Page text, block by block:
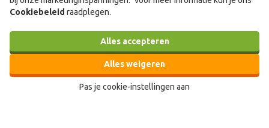
Cookiebeleid raadplegen.
Alles accepteren
Alles weigeren
Pas je cookie-instellingen aan